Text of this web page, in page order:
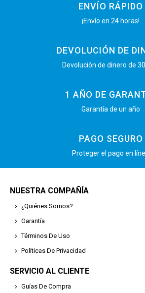
ENVÍO RÁPIDO
¡Envío en 24 horas!
DEVOLUCIÓN DE
Devolución de dinero de
1 AÑO DE
Garantía de un año
PAGO SEGURO
Proteger el pago en
NUESTRA COMPAÑÍA
¿Quiénes Somos?
Garantía
Términos De Uso
Políticas De Privacidad
SERVICIO AL CLIENTE
Guías De Compra